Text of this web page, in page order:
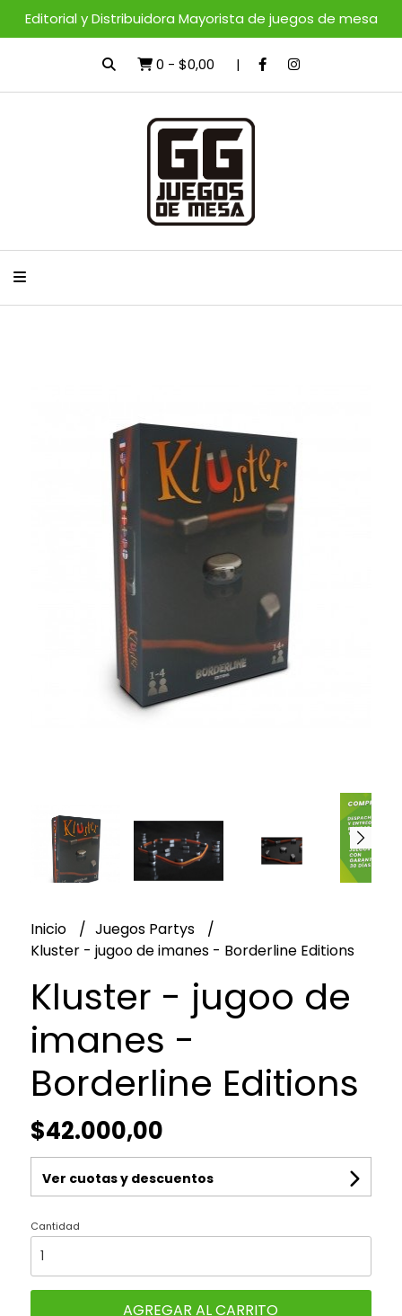
Editorial y Distribuidora Mayorista de juegos de mesa
0 - $0,00
Inicio
Juegos Partys
Kluster - jugoo de imanes - Borderline Editions
Kluster - jugoo de
imanes -
Borderline Editions
$42.000,00
Ver cuotas y descuentos
Cantidad
AGREGAR AL CARRITO